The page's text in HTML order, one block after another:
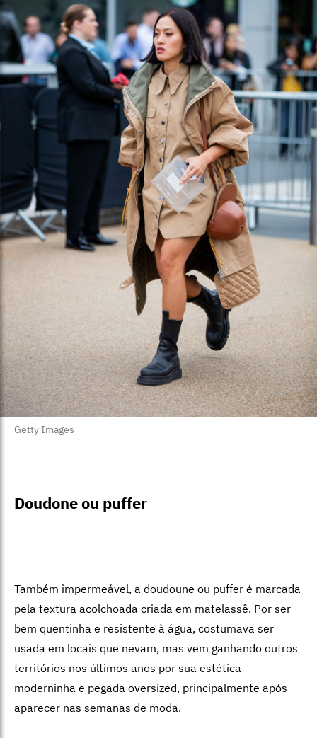
Getty Images
Doudone ou puffer
Também impermeável, a doudoune ou puffer é marcada
pela textura acolchoada criada em matelassê. Por ser
bem quentinha e resistente à água, costumava ser
usada em locais que nevam, mas vem ganhando outros
territórios nos últimos anos por sua estética
moderninha e pegada oversized, principalmente após
aparecer nas semanas de moda.